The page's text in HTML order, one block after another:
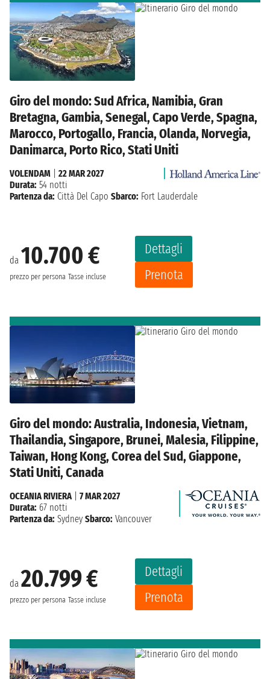
Giro del mondo: Sud Africa, Namibia, Gran
Bretagna, Gambia, Senegal, Capo Verde, Spagna,
Marocco, Portogallo, Francia, Olanda, Norvegia,
Danimarca, Porto Rico, Stati Uniti
da 10.700 €
prezzo per persona Tasse incluse
Dettagli
Prenota
VOLENDAM
22 MAR 2027
Durata: 54 notti
Partenza da: Città Del Capo Sbarco: Fort Lauderdale
Giro del mondo: Australia, Indonesia, Vietnam,
Thailandia, Singapore, Brunei, Malesia, Filippine,
Taiwan, Hong Kong, Corea del Sud, Giappone,
Stati Uniti, Canada
da 20.799 €
prezzo per persona Tasse incluse
Dettagli
Prenota
OCEANIA RIVIERA| 7 MAR 2027
Durata: 67 notti
Partenza da: Sydney Sbarco: Vancouver